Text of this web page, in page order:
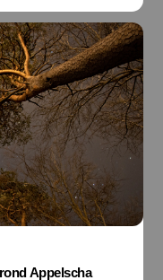
Appelscha